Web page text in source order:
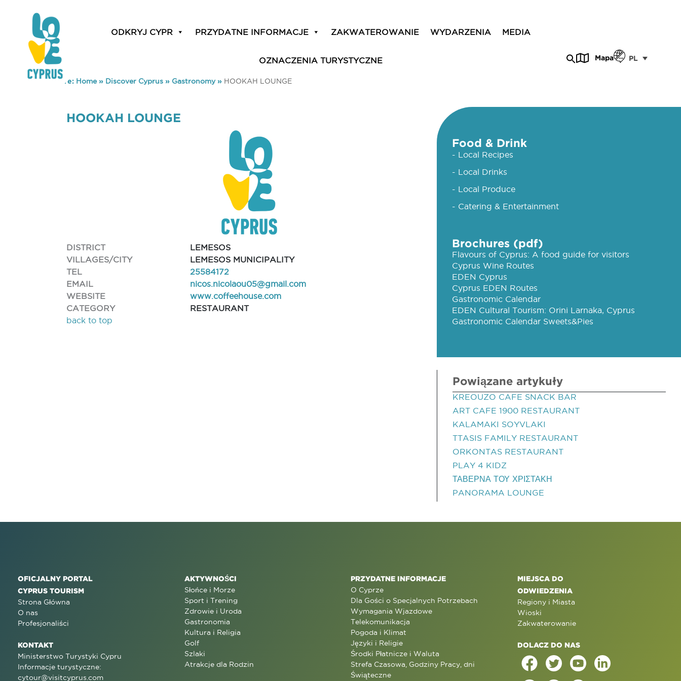
ODKRYJ CYPR PRZYDATNE INFORMACJE ZAKWATEROWANIE WYDARZENIA MEDIA
OZNACZENIA TURYSTYCZNE Mapa PL
You are here: Home» Discover Cyprus » Gastronomy» HOOKAH LOUNGE
HOOKAH LOUNGE
DISTRICT
LEMESOS
VILLAGES/CITY
LEMESOS MUNICIPALITY
TEL
25584172
EMAIL
nicos.nicolaou05@gmail.com
WEBSITE
www.coffeehouse.com
CATEGORY
RESTAURANT
back to top
Food & Drink
- Local Recipes
- Local Drinks
- Local Produce
- Catering & Entertainment
Brochures (pdf)
Flavours of Cyprus: A food guide for visitors
Cyprus Wine Routes
EDEN Cyprus
Cyprus EDEN Routes
Gastronomic Calendar
EDEN Cultural Tourism: Orini Larnaka, Cyprus
Gastronomic Calendar Sweets&Pies
Powiązane artykuły
KREOUZO CAFE SNACK BAR
ART CAFE 1900 RESTAURANT
KALAMAKI SOYVLAKI
TTASIS FAMILY RESTAURANT
ORKONTAS RESTAURANT
PLAY 4 KIDZ
ΤΑΒΕΡΝΑ ΤΟΥ ΧΡΙΣΤΑΚΗ
PANORAMA LOUNGE
OFICJALNY PORTAL
CYPRUS TOURISM
Strona Główna
O nas
Profesjonaliści
KONTAKT
Ministerstwo Turystyki Cypru
Informacje turystyczne:
cytour@visitcyprus.com
AKTYWNOŚCI
Słońce i Morze
Sport i Trening
Zdrowie i Uroda
Gastronomia
Kultura i Religia
Golf
Szlaki
Atrakcje dla Rodzin
PRZYDATNE INFORMACJE
O Cyprze
Dla Gości o Specjalnych Potrzebach
Wymagania Wjazdowe
Telekomunikacja
Pogoda i Klimat
Języki i Religie
Środki Płatnicze i Waluta
Strefa Czasowa, Godziny Pracy, dni
Świąteczne
MIEJSCA DO
ODWIEDZENIA
Regiony i Miasta
Wioski
Zakwaterowanie
DOLACZ DO NAS